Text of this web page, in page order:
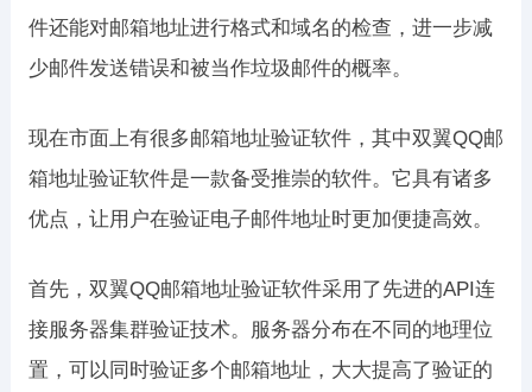
件还能对邮箱地址进行格式和域名的检查，进一步减
少邮件发送错误和被当作垃圾邮件的概率。
现在市面上有很多邮箱地址验证软件，其中双翼QQ邮
箱地址验证软件是一款备受推崇的软件。它具有诸多
优点，让用户在验证电子邮件地址时更加便捷高效。
首先，双翼QQ邮箱地址验证软件采用了先进的API连
接服务器集群验证技术。服务器分布在不同的地理位
置，可以同时验证多个邮箱地址，大大提高了验证的